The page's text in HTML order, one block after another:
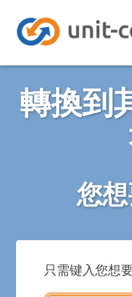
轉換到
您
只需键入您想